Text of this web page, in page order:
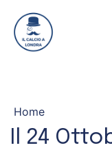
Home
Il 24